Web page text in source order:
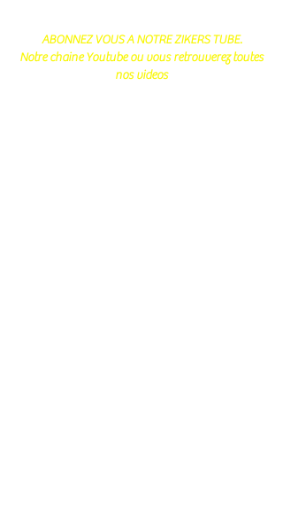
ABONNEZ VOUS A NOTRE ZIKERS TUBE.
Notre chaine Youtube ou vous retrouverez toutes
nos videos